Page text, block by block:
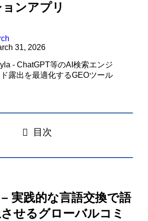
ンアプリ
31, 2026
目次
実践的な言語交換で語
せるグローバルコミ